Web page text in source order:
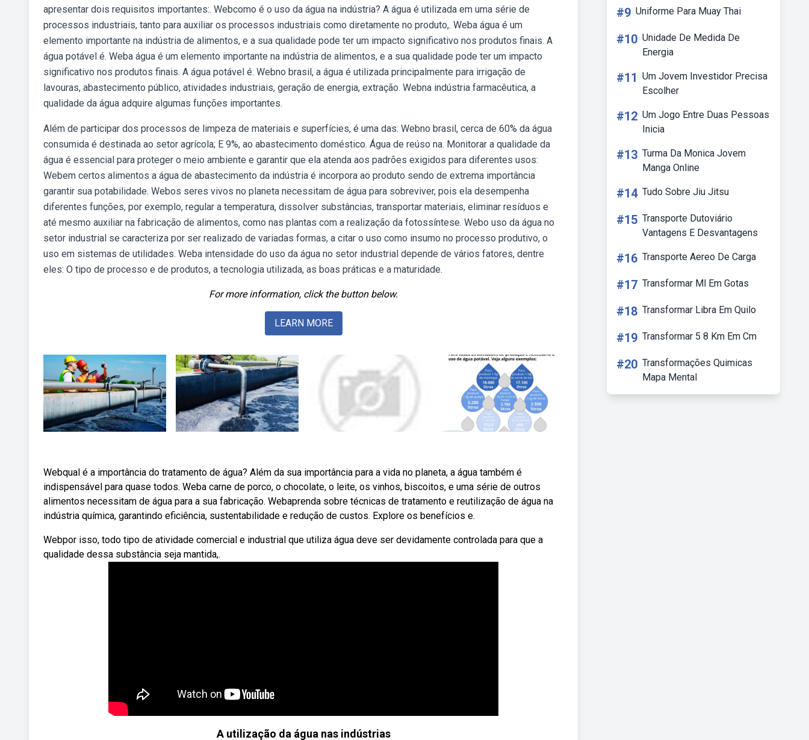
apresentar dois requisitos importantes:. Webcomo é o uso da água na indústria? A água é utilizada em uma série de
processos industriais, tanto para auxiliar os processos industriais como diretamente no produto,. Weba água é um
elemento importante na indústria de alimentos, e a sua qualidade pode ter um impacto significativo nos produtos finais. A
água potável é. Weba água é um elemento importante na indústria de alimentos, e a sua qualidade pode ter um impacto
significativo nos produtos finais. A água potável é. Webno brasil, a água é utilizada principalmente para irrigação de
lavouras, abastecimento público, atividades industriais, geração de energia, extração. Webna indústria farmacêutica, a
qualidade da água adquire algumas funções importantes.
Além de participar dos processos de limpeza de materiais e superfícies, é uma das. Webno brasil, cerca de 60% da água
consumida é destinada ao setor agrícola; E 9%, ao abastecimento doméstico. Água de reúso na. Monitorar a qualidade da
água é essencial para proteger o meio ambiente e garantir que ela atenda aos padrões exigidos para diferentes usos:
Webem certos alimentos a água de abastecimento da indústria é incorpora ao produto sendo de extrema importância
garantir sua potabilidade. Webos seres vivos no planeta necessitam de água para sobreviver, pois ela desempenha
diferentes funções, por exemplo, regular a temperatura, dissolver substâncias, transportar materiais, eliminar resíduos e
até mesmo auxiliar na fabricação de alimentos, como nas plantas com a realização da fotossíntese. Webo uso da água no
setor industrial se caracteriza por ser realizado de variadas formas, a citar o uso como insumo no processo produtivo, o
uso em sistemas de utilidades. Weba intensidade do uso da água no setor industrial depende de vários fatores, dentre
eles: O tipo de processo e de produtos, a tecnologia utilizada, as boas práticas e a maturidade.
For more information, click the button below.
LEARN MORE
Webqual é a importância do tratamento de água? Além da sua importância para a vida no planeta, a água também é
indispensável para quase todos. Weba carne de porco, o chocolate, o leite, os vinhos, biscoitos, e uma série de outros
alimentos necessitam de água para a sua fabricação. Webaprenda sobre técnicas de tratamento e reutilização de água na
indústria química, garantindo eficiência, sustentabilidade e redução de custos. Explore os benefícios e.
Webpor isso, todo tipo de atividade comercial e industrial que utiliza água deve ser devidamente controlada para que a
qualidade dessa substância seja mantida,.
A utilização da água nas indústrias
#9 Uniforme Para Muay Thai
#10 Unidade De Medida De
Energia
#11 Um Jovem Investidor Precisa
Escolher
#12 Um Jogo Entre Duas Pessoas
Inicia
#13 Turma Da Monica Jovem
Manga Online
#14 Tudo Sobre Jiu Jitsu
#15 Transporte Dutoviário
Vantagens E Desvantagens
#16 Transporte Aereo De Carga
#17 Transformar Ml Em Gotas
#18 Transformar Libra Em Quilo
#19 Transformar 5 8 Km Em Cm
#20 Transformações Quimicas
Mapa Mental